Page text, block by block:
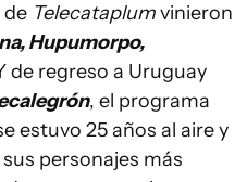
de Telecataplumvinieron
Hupumorpo,
de regreso a Uruguay
, el programa
estuvo 25 años al aire y
personajes más